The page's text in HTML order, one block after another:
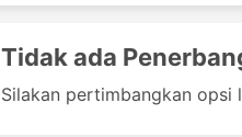
Tidak ada
Silakan pertimbangkan opsi